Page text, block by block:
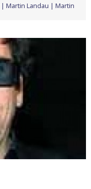
Martin Landau
Martin